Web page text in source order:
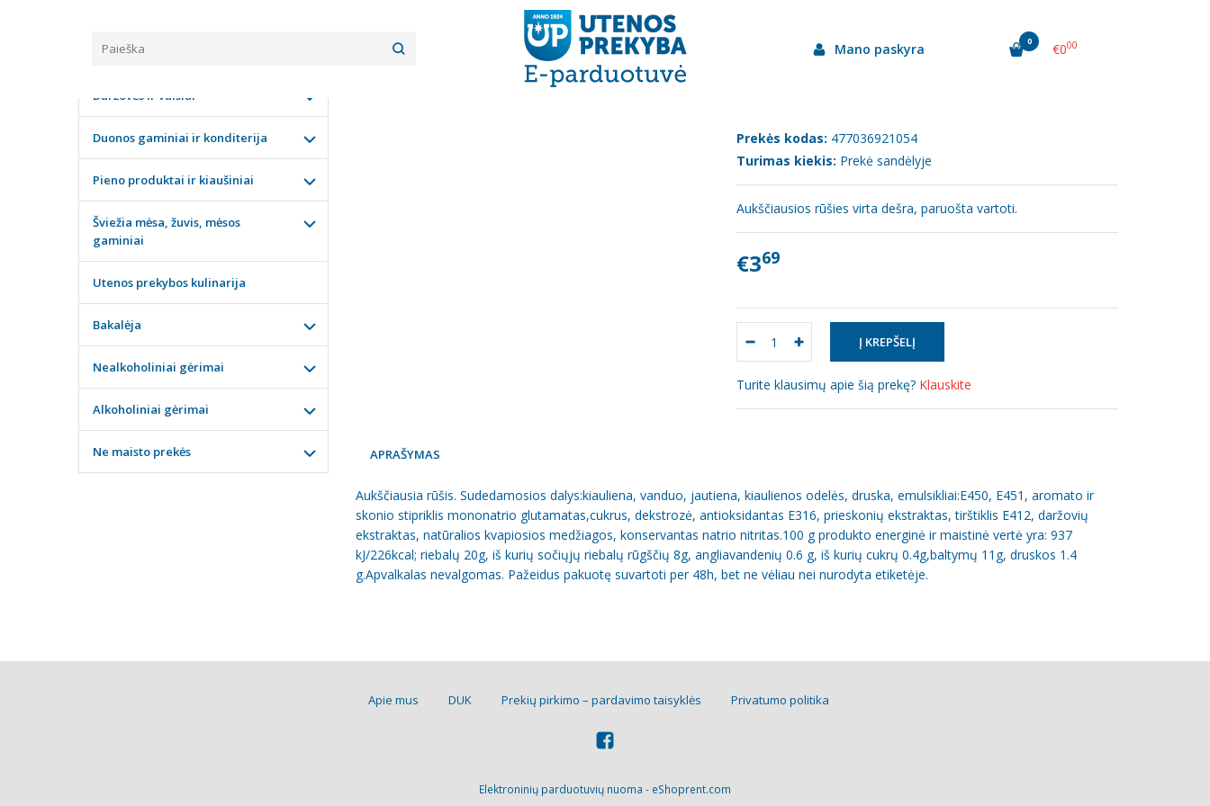
Mano paskyra 0 €000
Virta "Samsono Panerio"dešra 330g
VIRTA "SAMSONO PANERIO"DEŠRA 330G
Prekės kodas: 477036921054
Turimas kiekis: Prekė sandėlyje
Aukščiausios rūšies virta dešra, paruošta vartoti.
€369
Turite klausimų apie šią prekę? Klauskite
APRAŠYMAS
Aukščiausia rūšis. Sudedamosios dalys:kiauliena, vanduo, jautiena, kiaulienos odelės, druska, emulsikliai:E450, E451, aromato ir
skonio stipriklis mononatrio glutamatas,cukrus, dekstrozė, antioksidantas E316, prieskonių ekstraktas, tirštiklis E412, daržovių
ekstraktas, natūralios kvapiosios medžiagos, konservantas natrio nitritas.100 g produkto energinė ir maistinė vertė yra: 937
kJ/226kcal; riebalų 20g, iš kurių sočiųjų riebalų rūgščių 8g, angliavandenių 0.6 g, iš kurių cukrų 0.4g,baltymų 11g, druskos 1.4
g.Apvalkalas nevalgomas. Pažeidus pakuotę suvartoti per 48h, bet ne vėliau nei nurodyta etiketėje.
KATEGORIJOS
Daržovės ir vaisiai
Duonos gaminiai ir konditerija
Pieno produktai ir kiaušiniai
Šviežia mėsa, žuvis, mėsos
gaminiai
Utenos prekybos kulinarija
Bakalėja
Nealkoholiniai gėrimai
Alkoholiniai gėrimai
Ne maisto prekės
Apie mus DUK Prekių pirkimo – pardavimo taisyklės Privatumo politika
Elektroninių parduotuvių nuoma - eShoprent.com